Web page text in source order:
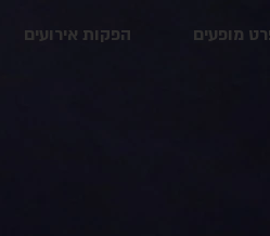
הפקות אירועים מופעים